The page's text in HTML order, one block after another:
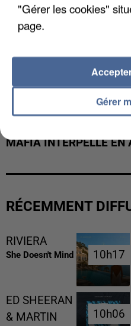
MAFIA INTERPELLÉ EN
RÉCEMMENT
RIVIERA
She Doesn't Mind 10h17
10h17
ED SHEERAN
& MARTIN
10h06
10h06
"Gérer les cookies"
page.
Gérer